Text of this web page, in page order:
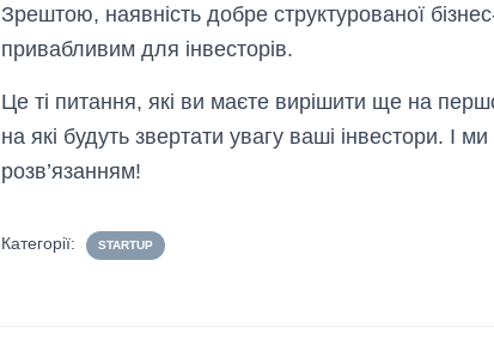
Зрештою, наявність добре структурованої
привабливим для інвесторів.
Це ті питання, які ви маєте вирішити ще на
на які будуть звертати увагу ваші інвестори. І
розв’язанням!
Категорії: STARTUP